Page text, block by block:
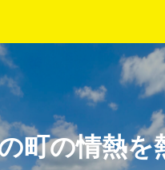
町の情熱を